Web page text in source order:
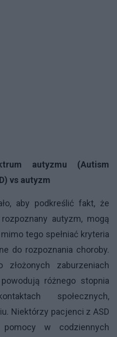
autyzmu (Autism
vs autyzm
aby podkreślić fakt, że
autyzm, mogą
tego spełniać kryteria
do rozpoznania choroby.
zaburzeniach
różnego stopnia
społecznych,
Niektórzy pacjenci z ASD
pomocy w codziennych